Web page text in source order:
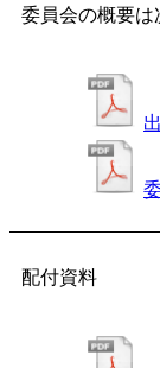
委員会の概要は
配付資料